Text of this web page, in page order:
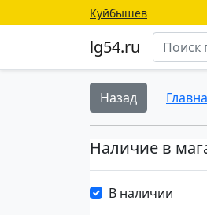
Куйбышев
lg54.ru
Назад
Наличие в
В наличии